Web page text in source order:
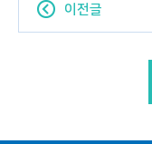
이전글